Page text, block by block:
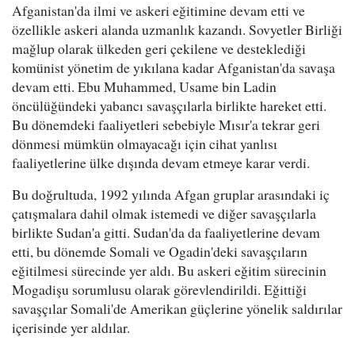
Afganistan'da ilmi ve askeri eğitimine devam etti ve
özellikle askeri alanda uzmanlık kazandı. Sovyetler Birliği
mağlup olarak ülkeden geri çekilene ve desteklediği
komünist yönetim de yıkılana kadar Afganistan'da savaşa
devam etti. Ebu Muhammed, Usame bin Ladin
öncülüğündeki yabancı savaşçılarla birlikte hareket etti.
Bu dönemdeki faaliyetleri sebebiyle Mısır'a tekrar geri
dönmesi mümkün olmayacağı için cihat yanlısı
faaliyetlerine ülke dışında devam etmeye karar verdi.
Bu doğrultuda, 1992 yılında Afgan gruplar arasındaki iç
çatışmalara dahil olmak istemedi ve diğer savaşçılarla
birlikte Sudan'a gitti. Sudan'da da faaliyetlerine devam
etti, bu dönemde Somali ve Ogadin'deki savaşçıların
eğitilmesi sürecinde yer aldı. Bu askeri eğitim sürecinin
Mogadişu sorumlusu olarak görevlendirildi. Eğittiği
savaşçılar Somali'de Amerikan güçlerine yönelik saldırılar
içerisinde yer aldılar.